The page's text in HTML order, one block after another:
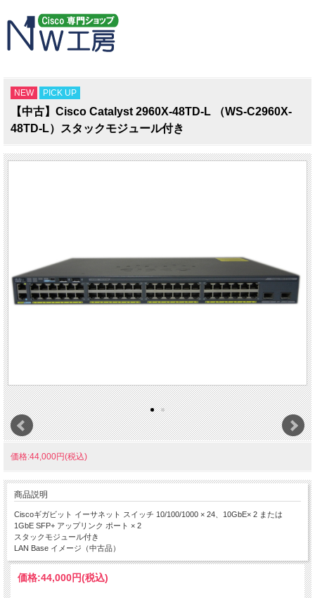
NEW PICK UP
【中古】Cisco Catalyst 2960X-48TD-L （WS-C2960X-
48TD-L）スタックモジュール付き
価格:44,000円(税込)
商品説明
Ciscoギガビット イーサネット スイッチ 10/100/1000 × 24、10GbE× 2 または
1GbE SFP+ アップリンク ポート × 2
スタックモジュール付き
LAN Base イメージ（中古品）
価格:44,000円(税込)